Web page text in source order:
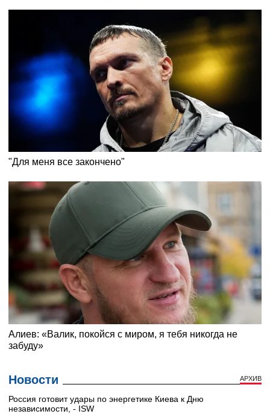
Новости АРХИВ
Россия готовит удары по энергетике Киева к Дню
независимости, - ISW